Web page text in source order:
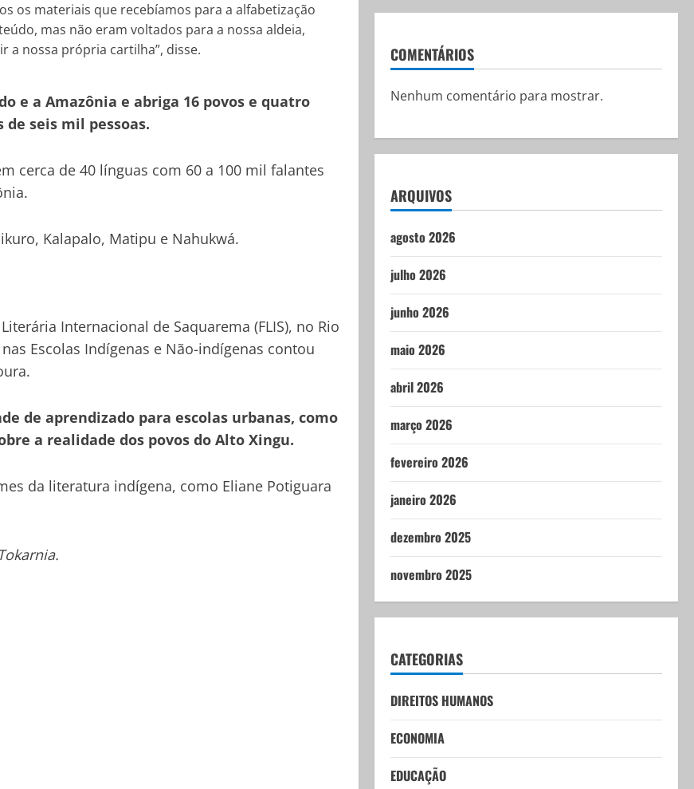
os materiais que recebíamos para a alfabetização
mas não eram voltados para a nossa aldeia,
a nossa própria cartilha”, disse.
e a Amazônia e abriga 16 povos e quatro
seis mil pessoas.
cerca de 40 línguas com 60 a 100 mil falantes
Kalapalo, Matipu e Nahukwá.
Internacional de Saquarema (FLIS), no Rio
Escolas Indígenas e Não-indígenas contou
de aprendizado para escolas urbanas, como
a realidade dos povos do Alto Xingu.
da literatura indígena, como Eliane Potiguara
COMENTÁRIOS
Nenhum comentário para mostrar.
ARQUIVOS
agosto 2026
julho 2026
junho 2026
maio 2026
abril 2026
março 2026
fevereiro 2026
janeiro 2026
dezembro 2025
novembro 2025
CATEGORIAS
DIREITOS HUMANOS
ECONOMIA
EDUCAÇÃO